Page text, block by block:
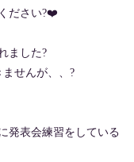
ださい?❤️
ました?
せんが、、?
発表会練習をしている